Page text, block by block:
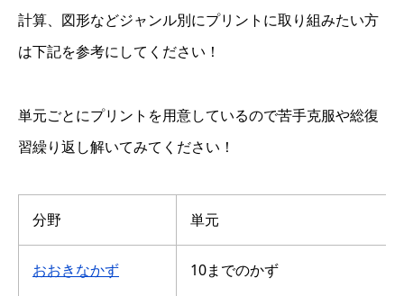
計算、図形などジャンル別にプリントに取り組みたい方
は下記を参考にしてください！
単元ごとにプリントを用意しているので苦手克服や総復
習繰り返し解いてみてください！
分野 単元
おおきなかず 10までのかず